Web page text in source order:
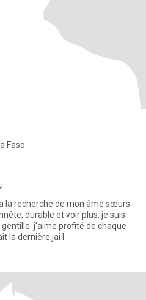
Faso
la recherche de mon âme sœurs
durable et voir plus. je suis
j'aime profité de chaque
la dernière.jai l